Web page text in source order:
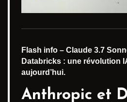
Flash info – Claude 3.7
Databricks : une révolution
aujourd’hui.
Anthropic et